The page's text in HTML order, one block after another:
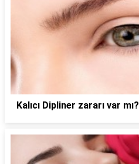
Kalıcı Dipliner zararı var mı?